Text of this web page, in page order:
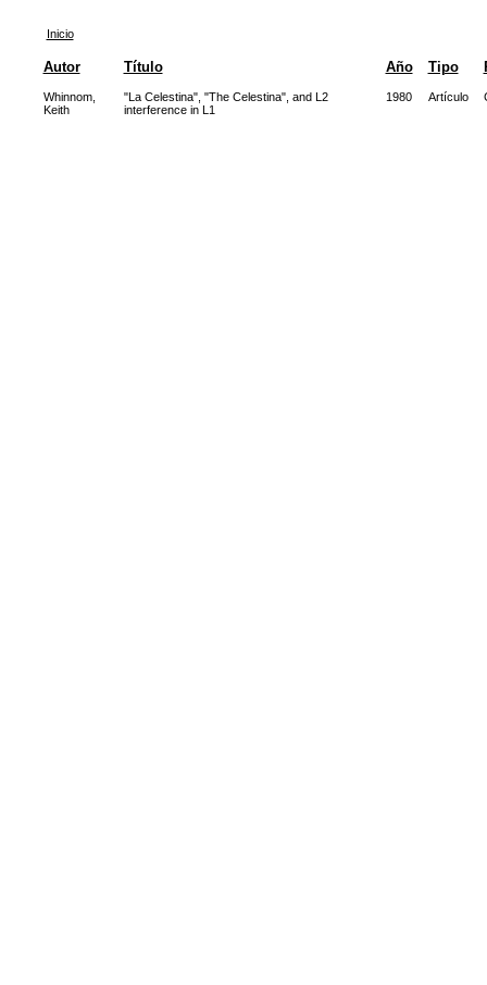
Inicio
Autor Título Año Tipo
Whinnom,
Keith
"La Celestina", "The Celestina", and L2
interference in L1
1980 Artículo